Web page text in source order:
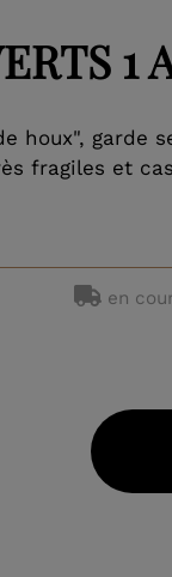
1
houx", garde
fragiles et
en